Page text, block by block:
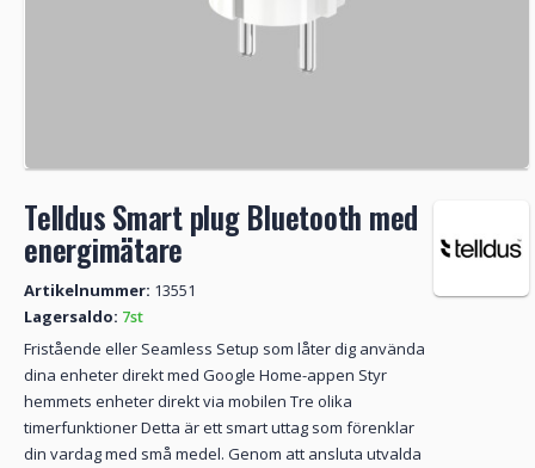
Telldus Smart plug Bluetooth med
energimätare
Artikelnummer: 13551
Lagersaldo: 7st
Fristående eller Seamless Setup som låter dig använda
dina enheter direkt med Google Home-appen Styr
hemmets enheter direkt via mobilen Tre olika
timerfunktioner Detta är ett smart uttag som förenklar
din vardag med små medel. Genom att ansluta utvalda